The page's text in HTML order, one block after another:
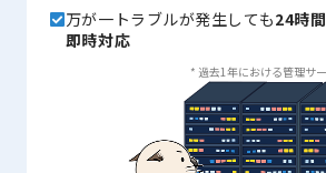
万が一トラブルが発生しても24時
即時対応
* 過去1年における管理サ